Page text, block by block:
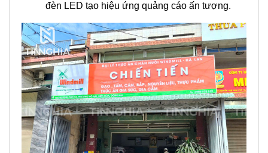
đèn LED tạo hiệu ứng quảng cáo ấn tượng.